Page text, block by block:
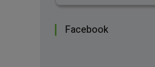
Facebook